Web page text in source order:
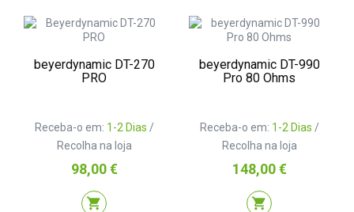
beyerdynamic DT-270
PRO
Receba-o em: 1-2 Dias /
Recolha na loja
Preço
98,00 €
shopping_cart
beyerdynamic DT-990
Pro 80 Ohms
Receba-o em: 1-2 Dias /
Recolha na loja
Preço
148,00 €
shopping_cart